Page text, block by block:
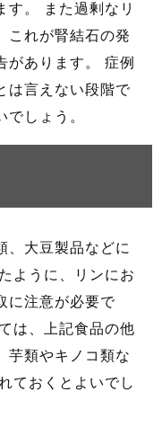
す。 また過剰なリ
これが腎結石の発
があります。 症例
は言えない段階で
しょう。
、大豆製品などに
ように、リンにお
に注意が必要で
は、上記食品の他
芋類やキノコ類な
ておくとよいでし